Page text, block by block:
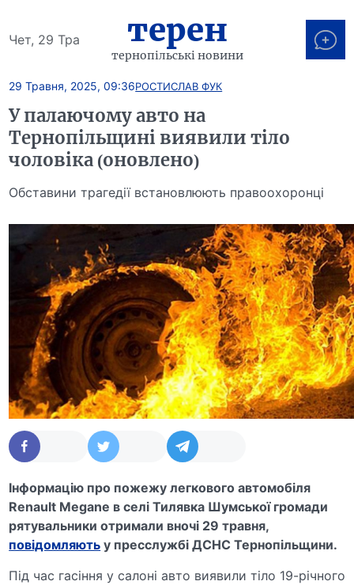
Чет, 29 Тра терен
тернопільські новини
29 Травня, 2025, 09:36РОСТИСЛАВ ФУК
У палаючому авто на
Тернопільщині виявили тіло
чоловіка (оновлено)
Обставини трагедії встановлюють правоохоронці
Інформацію про пожежу легкового автомобіля
Renault Megane в селі Тилявка Шумської громади
рятувальники отримали вночі 29 травня,
повідомляють у пресслужбі ДСНС Тернопільщини.
Під час гасіння у салоні авто виявили тіло 19-річного